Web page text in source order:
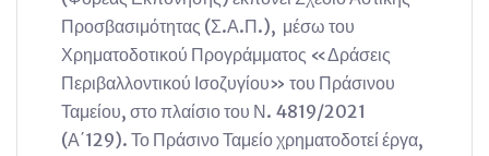
Προσβασιμότητας (Σ.Α.Π.), μέσω του
Χρηματοδοτικού Προγράμματος «Δράσεις
Περιβαλλοντικού Ισοζυγίου» του Πράσινου
Ταμείου, στο πλαίσιο του Ν. 4819/2021
(Α΄129). Το Πράσινο Ταμείο χρηματοδοτεί έργα,